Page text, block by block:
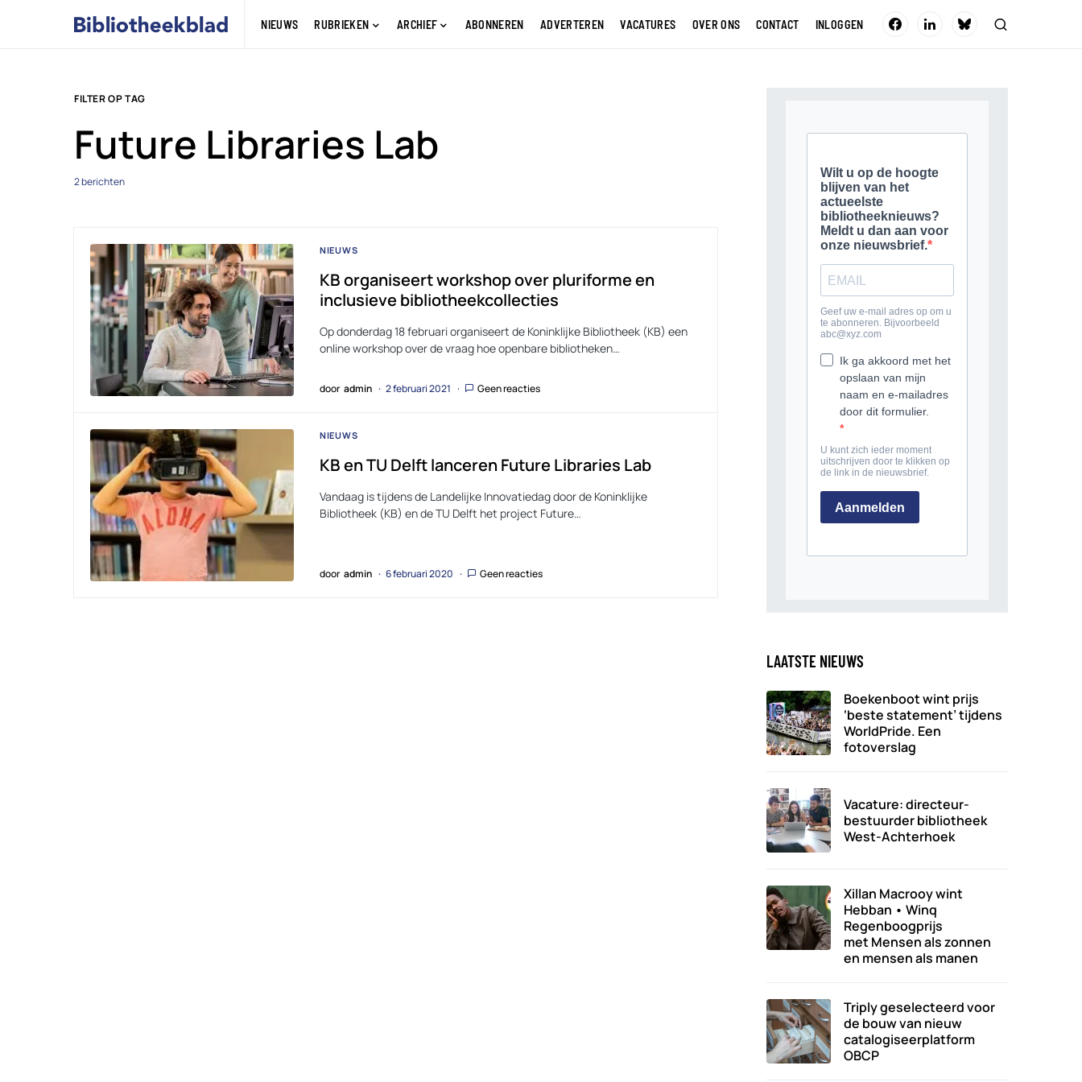
NIEUWS RUBRIEKEN ARCHIEF ABONNEREN ADVERTEREN VACATURES OVER ONS CONTACT INLOGGEN
FILTER OP TAG
Future Libraries Lab
2 berichten
NIEUWS
KB organiseert workshop over pluriforme en
inclusieve bibliotheekcollecties
Op donderdag 18 februari organiseert de Koninklijke Bibliotheek (KB) een
online workshop over de vraag hoe openbare bibliotheken…
door admin 2 februari 2021 Geen reacties
NIEUWS
KB en TU Delft lanceren Future Libraries Lab
Vandaag is tijdens de Landelijke Innovatiedag door de Koninklijke
Bibliotheek (KB) en de TU Delft het project Future…
door admin 6 februari 2020 Geen reacties
LAATSTE NIEUWS
Boekenboot wint prijs
‘beste statement’ tijdens
WorldPride. Een
fotoverslag
Vacature: directeur-
bestuurder bibliotheek
West-Achterhoek
Xillan Macrooy wint
Hebban • Winq
Regenboogprijs
met Mensen als zonnen
en mensen als manen
Triply geselecteerd voor
de bouw van nieuw
catalogiseerplatform
OBCP